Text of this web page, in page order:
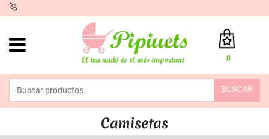
0
Total:
0,00 €
VER CESTA
BUSCAR
Camisetas